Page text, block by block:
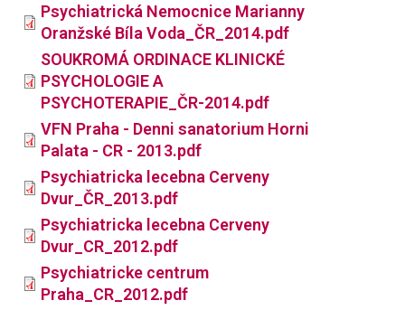
Psychiatrická Nemocnice Marianny
Oranžské Bíla Voda_ČR_2014.pdf
SOUKROMÁ ORDINACE KLINICKÉ
PSYCHOLOGIE A
PSYCHOTERAPIE_ČR-2014.pdf
VFN Praha - Denni sanatorium Horni
Palata - CR - 2013.pdf
Psychiatricka lecebna Cerveny
Dvur_ČR_2013.pdf
Psychiatricka lecebna Cerveny
Dvur_CR_2012.pdf
Psychiatricke centrum
Praha_CR_2012.pdf